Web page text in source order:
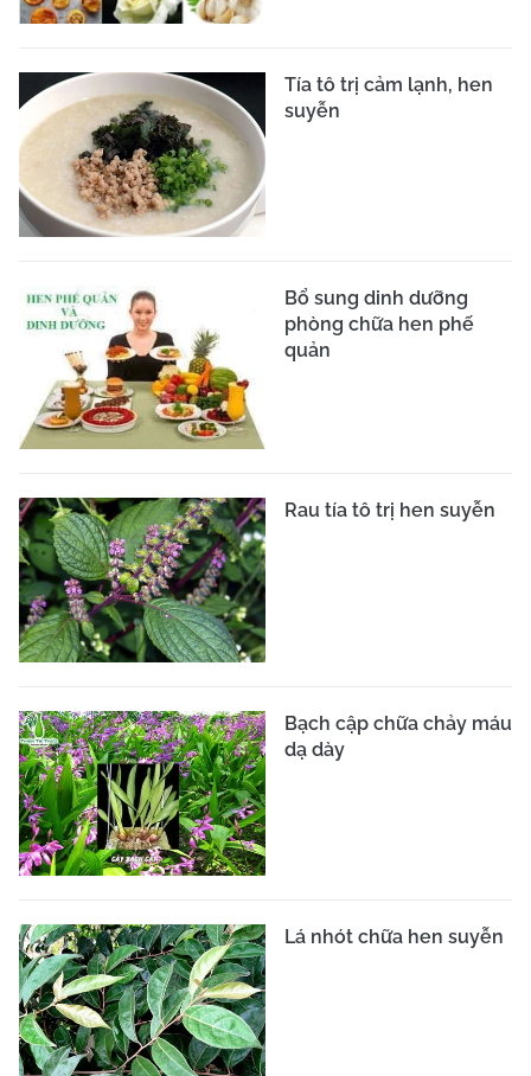
Tía tô trị cảm lạnh, hen
suyễn
Bổ sung dinh dưỡng
phòng chữa hen phế
quản
Rau tía tô trị hen suyễn
Bạch cập chữa chảy máu
dạ dày
Lá nhót chữa hen suyễn